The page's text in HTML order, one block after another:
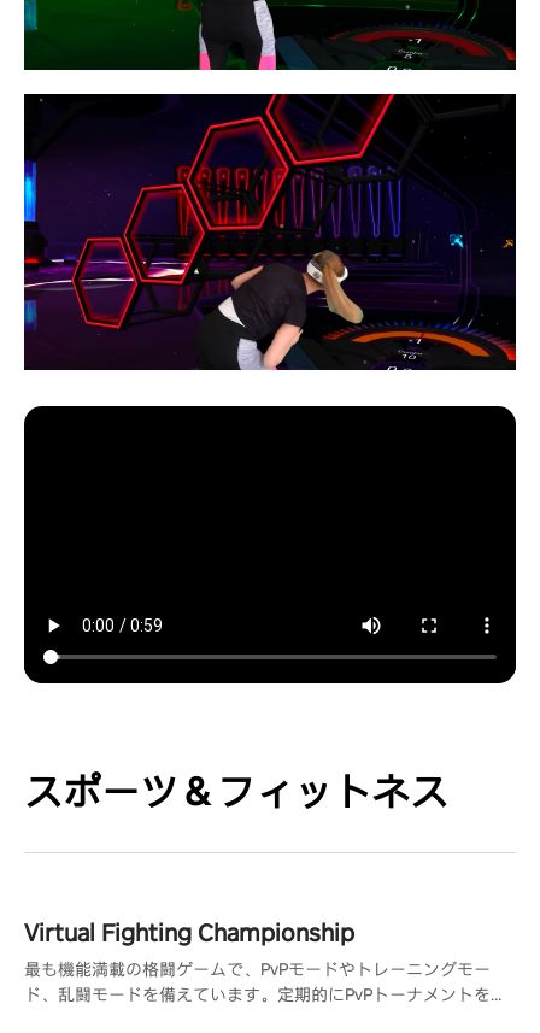
スポーツ＆フィットネス
Virtual Fighting Championship
最も機能満載の格闘ゲームで、PvPモードやトレーニングモー
ド、乱闘モードを備えています。定期的にPvPトーナメントを開